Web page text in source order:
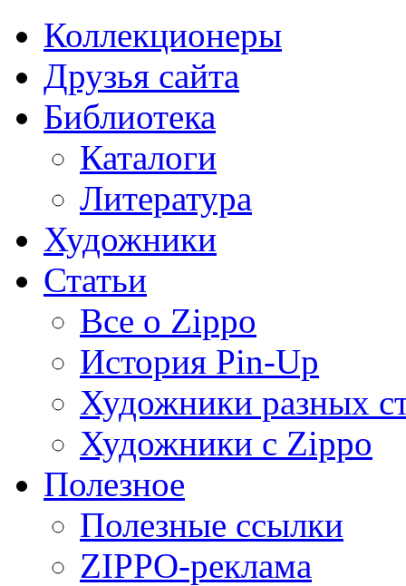
Коллекционеры
Друзья сайта
Библиотека
Каталоги
Литература
Художники
Статьи
Все о Zippo
История Pin-Up
Художники разных
Художники с Zippo
Полезное
Полезные ссылки
ZIPPO-реклама